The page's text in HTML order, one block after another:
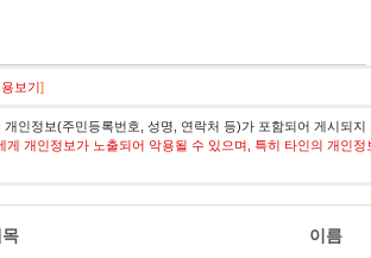
보기]
인정보(주민등록번호, 성명, 연락처 등)가 포함되어 게시되지
개인정보가 노출되어 악용될 수 있으며, 특히 타인의 개인
이름